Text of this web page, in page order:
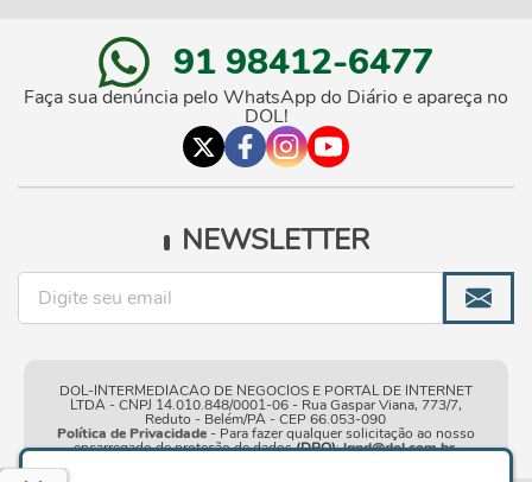
91 98412-6477
Faça sua denúncia pelo WhatsApp do Diário e apareça no
DOL!
NEWSLETTER
DOL-INTERMEDIACAO DE NEGOCIOS E PORTAL DE INTERNET
LTDA - CNPJ 14.010.848/0001-06 - Rua Gaspar Viana, 773/7,
Reduto - Belém/PA - CEP 66.053-090
Política de Privacidade- Para fazer qualquer solicitação ao nosso
encarregado de proteção de dados(DPO):lgpd@dol.com.br.